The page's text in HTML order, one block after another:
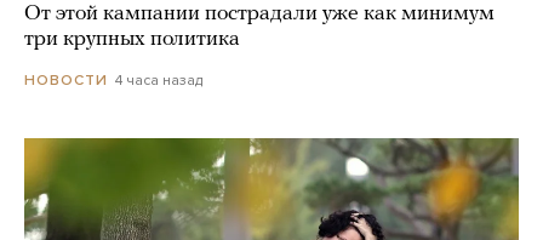
От этой кампании пострадали уже как минимум
три крупных политика
НОВОСТИ 4 часа назад